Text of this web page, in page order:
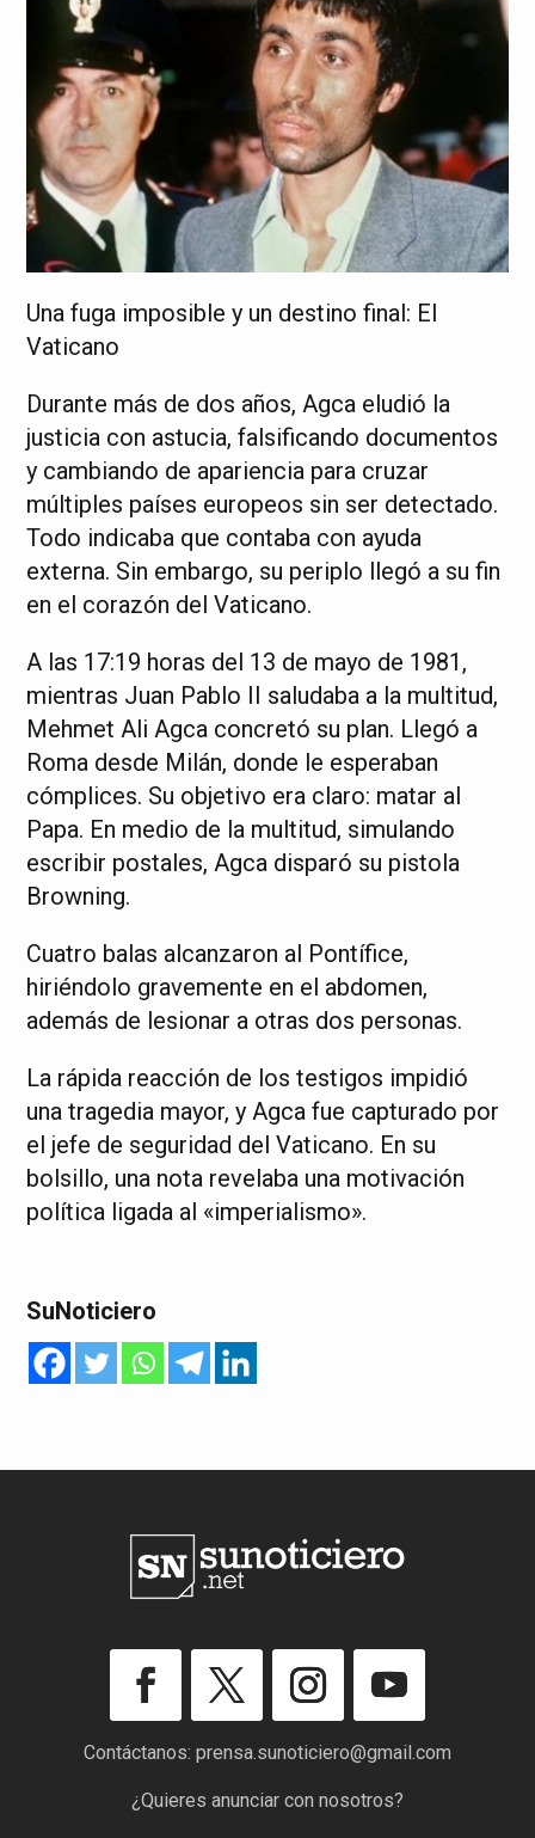
Una fuga imposible y un destino final: El
Vaticano
Durante más de dos años, Agca eludió la
justicia con astucia, falsificando documentos
y cambiando de apariencia para cruzar
múltiples países europeos sin ser detectado.
Todo indicaba que contaba con ayuda
externa. Sin embargo, su periplo llegó a su fin
en el corazón del Vaticano.
A las 17:19 horas del 13 de mayo de 1981,
mientras Juan Pablo II saludaba a la multitud,
Mehmet Ali Agca concretó su plan. Llegó a
Roma desde Milán, donde le esperaban
cómplices. Su objetivo era claro: matar al
Papa. En medio de la multitud, simulando
escribir postales, Agca disparó su pistola
Browning.
Cuatro balas alcanzaron al Pontífice,
hiriéndolo gravemente en el abdomen,
además de lesionar a otras dos personas.
La rápida reacción de los testigos impidió
una tragedia mayor, y Agca fue capturado por
el jefe de seguridad del Vaticano. En su
bolsillo, una nota revelaba una motivación
política ligada al «imperialismo».
SuNoticiero
Contáctanos: prensa.sunoticiero@gmail.com
¿Quieres anunciar con nosotros?